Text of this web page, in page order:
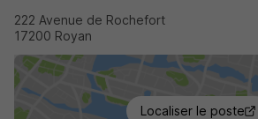
222 Avenue de Rochefort
17200 Royan
Localiser le poste